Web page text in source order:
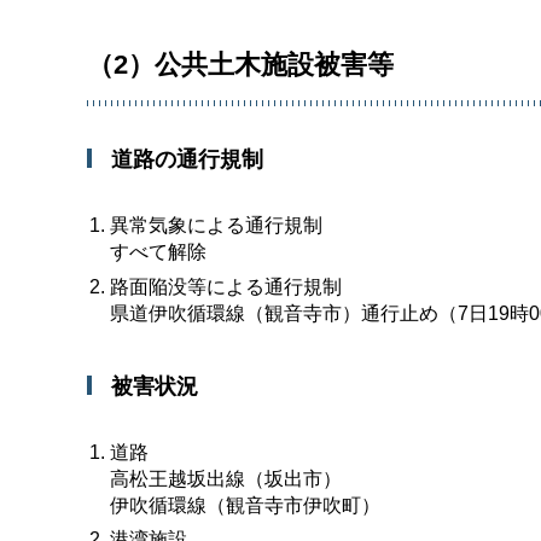
（2）公共土木施設被害等
道路の通行規制
異常気象による通行規制
すべて解除
路面陥没等による通行規制
県道伊吹循環線（観音寺市）通行止め（7日19時
被害状況
道路
高松王越坂出線（坂出市）
伊吹循環線（観音寺市伊吹町）